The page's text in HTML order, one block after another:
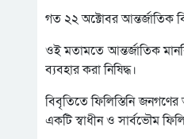
গত ২২ অক্টোবর আন্তর্জাতিক
ওই মতামতে আন্তর্জাতিক
ব্যবহার করা নিষিদ্ধ।
বিবৃতিতে ফিলিস্তিনি
একটি স্বাধীন ও সার্বভৌম